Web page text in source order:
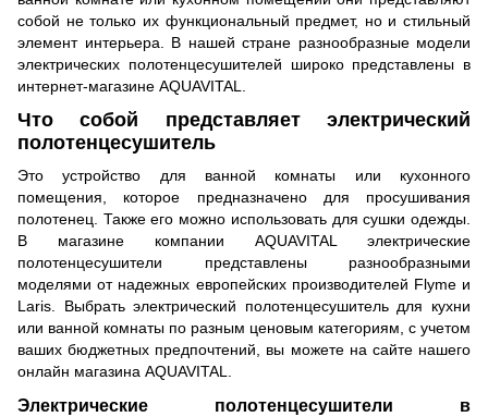
собой не только их функциональный предмет, но и стильный
элемент интерьера. В нашей стране разнообразные модели
электрических полотенцесушителей широко представлены в
интернет-магазине AQUAVITAL.
Что собой представляет электрический
полотенцесушитель
Это устройство для ванной комнаты или кухонного
помещения, которое предназначено для просушивания
полотенец. Также его можно использовать для сушки одежды.
В магазине компании AQUAVITAL электрические
полотенцесушители представлены разнообразными
моделями от надежных европейских производителей Flyme и
Laris. Выбрать электрический полотенцесушитель для кухни
или ванной комнаты по разным ценовым категориям, с учетом
ваших бюджетных предпочтений, вы можете на сайте нашего
онлайн магазина AQUAVITAL.
Электрические полотенцесушители в